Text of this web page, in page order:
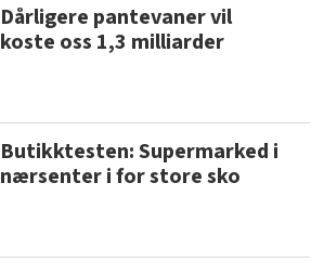
Dårligere pantevaner vil
koste oss 1,3 milliarder
Butikktesten: Supermarked i
nærsenter i for store sko